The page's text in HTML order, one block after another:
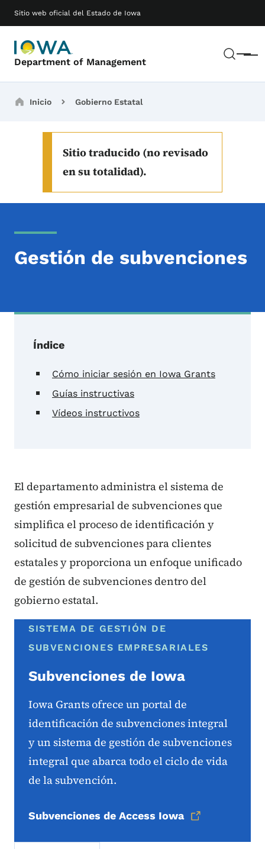
Sitio web oficial del Estado de Iowa
Department of Management Menú
Main navigation
Breadcrumbs
Inicio Gobierno Estatal
Sitio traducido (no revisado
en su totalidad).
Gestión de subvenciones
Índice
Cómo iniciar sesión en Iowa Grants
Guías instructivas
Vídeos instructivos
El departamento administra el sistema de
gestión empresarial de subvenciones que
simplifica el proceso de identificación y
solicitud de subvenciones para clientes
estatales y proporciona un enfoque unificado
de gestión de subvenciones dentro del
gobierno estatal.
SISTEMA DE GESTIÓN DE
SUBVENCIONES EMPRESARIALES
Subvenciones de Iowa
Iowa Grants ofrece un portal de
identificación de subvenciones integral
y un sistema de gestión de subvenciones
integral que abarca todo el ciclo de vida
de la subvención.
Subvenciones de Access Iowa